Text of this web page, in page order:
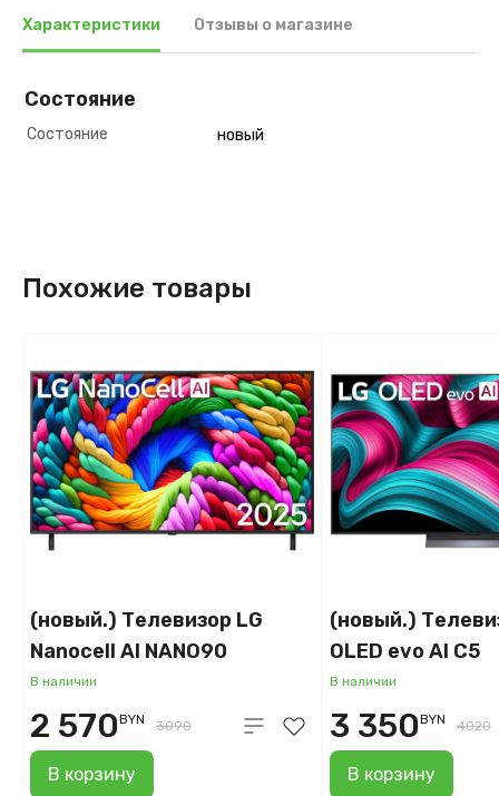
Характеристики Отзывы о магазине
Состояние
Состояние новый
Похожие товары
(новый.) Телевизор LG
Nanocell AI NANO90
65NANO90A6B
В наличии
В корзину
2 570BYN 3090
(новый.)
OLED evo AI C5
OLED48C5RLA
В наличии
В корзину
3 350BYN 4020